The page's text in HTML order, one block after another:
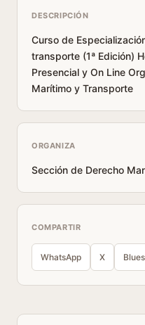
DESCRIPCIÓN
Curso de
transporte (1ª Edición)
Presencial y On Line
Marítimo y Transporte
ORGANIZA
Sección de Derecho
COMPARTIR
WhatsApp X